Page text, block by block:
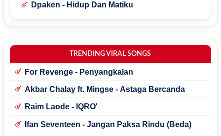
Dpaken - Hidup Dan Matiku
TRENDING VIRAL SONGS
For Revenge - Penyangkalan
Akbar Chalay ft. Mingse - Astaga Bercanda
Raim Laode - IQRO'
Ifan Seventeen - Jangan Paksa Rindu (Beda)